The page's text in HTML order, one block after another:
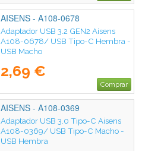
AISENS - A108-0678
Adaptador USB 3.2 GEN2 Aisens
A108-0678/ USB Tipo-C Hembra -
USB Macho
2,69 €
Comprar
AISENS - A108-0369
Adaptador USB 3.0 Tipo-C Aisens
A108-0369/ USB Tipo-C Macho -
USB Hembra